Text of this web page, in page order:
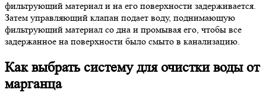
фильтрующий материал и на его поверхности задерживается.
Затем управляющий клапан подает воду, поднимающую
фильтрующий материал со дна и промывая его, чтобы все
задержанное на поверхности было смыто в канализацию.
Как выбрать систему для очистки воды от
марганца